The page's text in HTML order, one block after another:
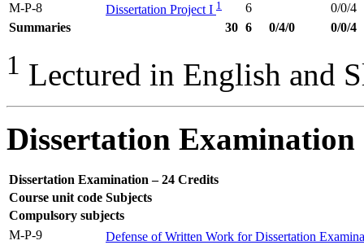
M-P-8
Dissertation Project I 1 6
0/0/4
Summaries
30 6 0/4/0 0/0/4
1 Lectured in English and
Dissertation Examination
Dissertation Examination – 24 Credits
Course unit code Subjects
Compulsory subjects
M-P-9
Defense of Written Work for Dissertation